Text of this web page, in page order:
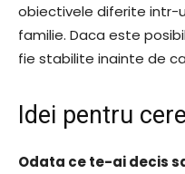
obiectivele diferite intr-
familie. Daca este
fie stabilite inainte de
Idei pentru
Odata ce te-ai decis